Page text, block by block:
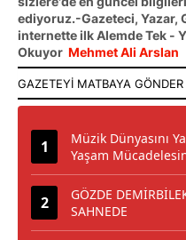
ediyoruz.-Gazeteci, Yazar,
internette ilk Alemde Tek -
Okuyor Mehmet Ali Arslan
Müzik Dünyasını
Yaşam
GÖZDE
SAHNEDE